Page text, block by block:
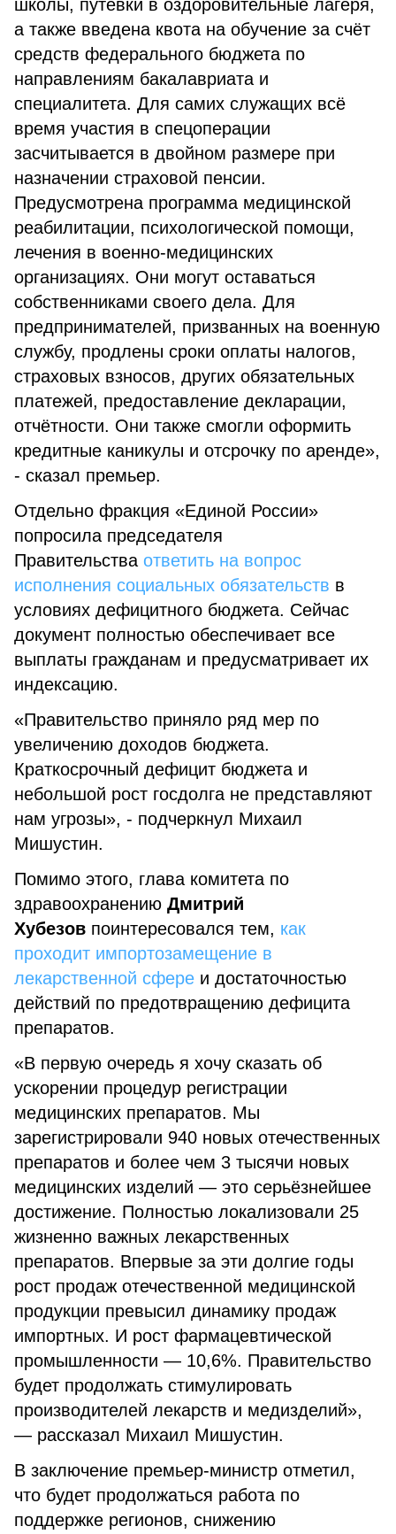
школы, путёвки в оздоровительные лагеря,
а также введена квота на обучение за счёт
средств федерального бюджета по
направлениям бакалавриата и
специалитета. Для самих служащих всё
время участия в спецоперации
засчитывается в двойном размере при
назначении страховой пенсии.
Предусмотрена программа медицинской
реабилитации, психологической помощи,
лечения в военно-медицинских
организациях. Они могут оставаться
собственниками своего дела. Для
предпринимателей, призванных на военную
службу, продлены сроки оплаты налогов,
страховых взносов, других обязательных
платежей, предоставление декларации,
отчётности. Они также смогли оформить
кредитные каникулы и отсрочку по аренде»,
- сказал премьер.
Отдельно фракция «Единой России»
попросила председателя
Правительства ответить на вопрос
исполнения социальных обязательств в
условиях дефицитного бюджета. Сейчас
документ полностью обеспечивает все
выплаты гражданам и предусматривает их
индексацию.
«Правительство приняло ряд мер по
увеличению доходов бюджета.
Краткосрочный дефицит бюджета и
небольшой рост госдолга не представляют
нам угрозы», - подчеркнул Михаил
Мишустин.
Помимо этого, глава комитета по
здравоохранению Дмитрий
Хубезов поинтересовался тем, как
проходит импортозамещение в
лекарственной сфере и достаточностью
действий по предотвращению дефицита
препаратов.
«В первую очередь я хочу сказать об
ускорении процедур регистрации
медицинских препаратов. Мы
зарегистрировали 940 новых отечественных
препаратов и более чем 3 тысячи новых
медицинских изделий — это серьёзнейшее
достижение. Полностью локализовали 25
жизненно важных лекарственных
препаратов. Впервые за эти долгие годы
рост продаж отечественной медицинской
продукции превысил динамику продаж
импортных. И рост фармацевтической
промышленности — 10,6%. Правительство
будет продолжать стимулировать
производителей лекарств и медизделий»,
— рассказал Михаил Мишустин.
В заключение премьер-министр отметил,
что будет продолжаться работа по
поддержке регионов, снижению